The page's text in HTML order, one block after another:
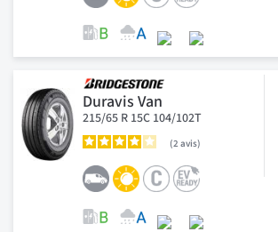
Duravis Van
215/65 R 15C 104/102T
2 avis